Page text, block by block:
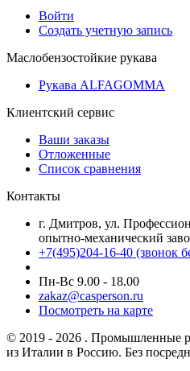
Войти
Создать учетную запись
Маслобензостойкие рукава
Рукава ALFAGOMMA
Клиентский сервис
Ваши заказы
Отложенные
Список сравнения
Контакты
г. Дмитров, ул.
опытно-механический
+7(495)204-16-40 (звонок
Пн-Вс 9.00 - 18.00
zakaz@casperson.ru
Посмотреть на карте
© 2019 - 2026 . Промышленные
из Италии в Россию. Без